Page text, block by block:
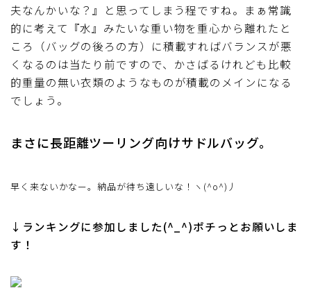
夫なんかいな？』と思ってしまう程ですね。まぁ常識
的に考えて『水』みたいな重い物を重心から離れたと
ころ（バッグの後ろの方）に積載すればバランスが悪
くなるのは当たり前ですので、かさばるけれども比較
的重量の無い衣類のようなものが積載のメインになる
でしょう。
まさに長距離ツーリング向けサドルバッグ。
早く来ないかなー。納品が待ち遠しいな！ヽ(^o^)丿
↓ランキングに参加しました(^_^)ポチっとお願いしま
す！